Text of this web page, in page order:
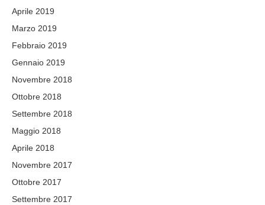
Aprile 2019
Marzo 2019
Febbraio 2019
Gennaio 2019
Novembre 2018
Ottobre 2018
Settembre 2018
Maggio 2018
Aprile 2018
Novembre 2017
Ottobre 2017
Settembre 2017